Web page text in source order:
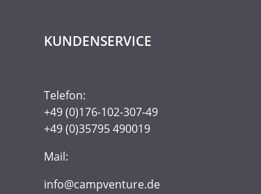
KUNDENSERVICE
Telefon:
+49 (0)176-102-307-49
+49 (0)35795 490019
Mail:
info@campventure.de